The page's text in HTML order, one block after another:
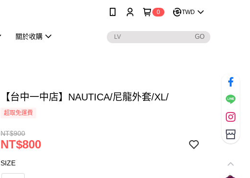
0 TWD
關於收購
【台中一中店】NAUTICA/尼龍外套/XL/
超取免運費
NT$900
NT$800
SIZE